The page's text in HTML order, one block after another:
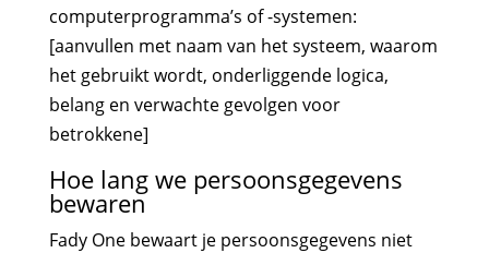
computerprogramma’s of -systemen:
[aanvullen met naam van het systeem, waarom
het gebruikt wordt, onderliggende logica,
belang en verwachte gevolgen voor
betrokkene]
Hoe lang we persoonsgegevens
bewaren
Fady One bewaart je persoonsgegevens niet